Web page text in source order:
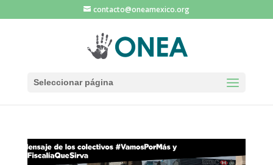
contacto@oneamexico.org
Seleccionar página